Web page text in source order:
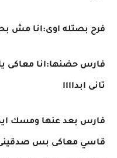
فرح بصتله اوى:انا مش
فارس حضنها:انا معاكى
تانى ابداااا
فارس بعد عنها ومسك
قاسي معاكى بس